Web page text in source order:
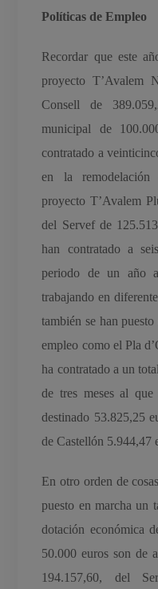
Políticas de Empleo
Recordar que este
proyecto T’Avalem
Consell de
municipal de
contratado a
en la
proyecto T’Avalem
del Servef de
han contratado a
periodo de un año
trabajando en
también se han
empleo como el Pla
ha contratado a un
de tres meses al
destinado 53.825,25
de Castellón 5.944,47
En otro orden de
puesto en marcha un
dotación económica
50.000 euros son de
194.157,60, del